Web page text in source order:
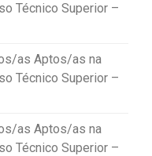
Técnico Superior –
as Aptos/as na
Técnico Superior –
as Aptos/as na
Técnico Superior –